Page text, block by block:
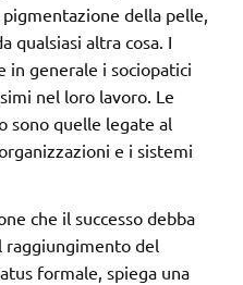
della pelle,
qualsiasi altra cosa. I
in generale i sociopatici
nel loro lavoro. Le
sono quelle legate al
e i sistemi
che il successo debba
raggiungimento del
formale, spiega una